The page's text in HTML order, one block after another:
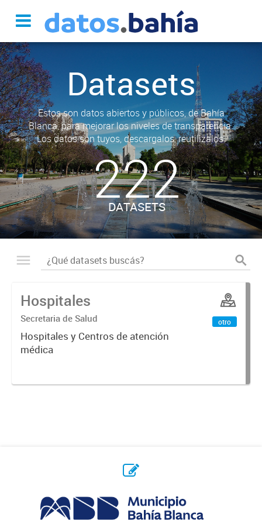
Datasets
Estos son datos abiertos y públicos, de Bahía
Blanca, para mejorar los niveles de transparencia.
Los datos son tuyos, descargalos, reutilizalos.
222
DATASETS
Hospitales
Secretaria de Salud
Hospitales y Centros de atención
médica
otro